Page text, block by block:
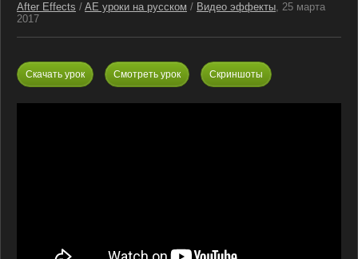
After Effects / AE уроки на русском / Видео эффекты, 25 марта
2017
Скачать урок Смотреть урок Скриншоты